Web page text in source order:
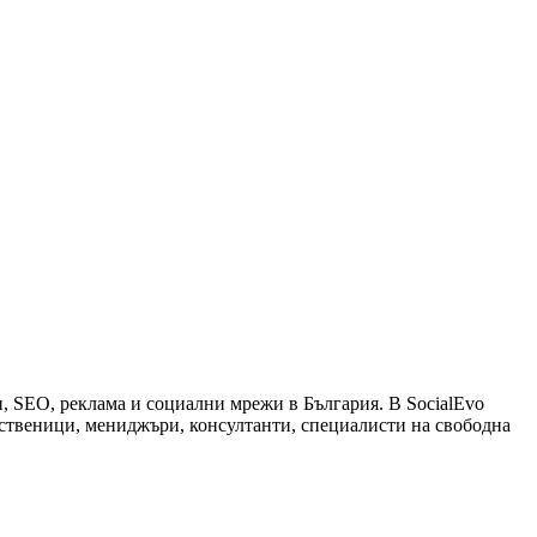
SEO, реклама и социални мрежи в България. В SocialEvo
мениджъри, консултанти, специалисти на свободна